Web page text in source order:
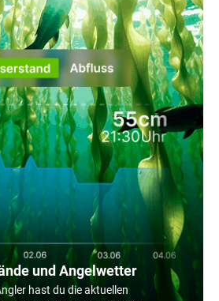
und Angelwetter
hast du die aktuellen